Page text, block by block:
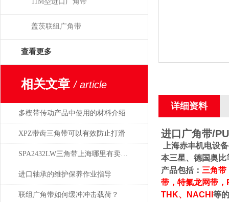
盖茨联组广角带
查看更多
相关文章/ article
多楔带传动产品中使用的材料介绍
XPZ带齿三角带可以有效防止打滑
SPA2432LW三角带上海哪里有卖？质量怎么样？
进口轴承的维护保养作业指导
联组广角带如何缓冲冲击载荷？
详细资料
进口广角带/
上海赤丰机电设
本三星、德国奥
产品包括： 三角带
带，特氟龙网带
THK、NACHI 等